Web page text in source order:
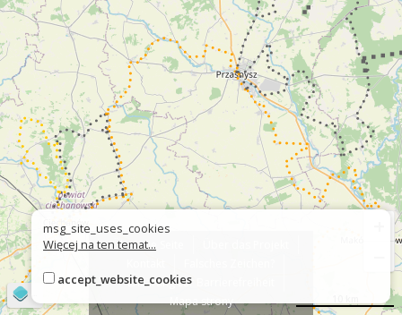
Über die Seite
Erklärung zur Barrierefreiheit
Mapa strony
msg_site_uses_cookies
Więcej na ten temat...
accept_website_cookies